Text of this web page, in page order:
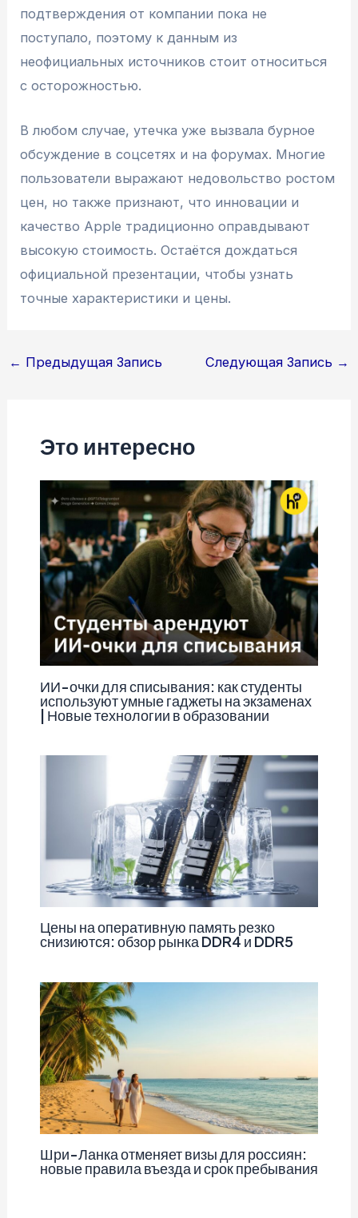
подтверждения от компании пока не
поступало, поэтому к данным из
неофициальных источников стоит относиться
с осторожностью.
В любом случае, утечка уже вызвала бурное
обсуждение в соцсетях и на форумах. Многие
пользователи выражают недовольство ростом
цен, но также признают, что инновации и
качество Apple традиционно оправдывают
высокую стоимость. Остаётся дождаться
официальной презентации, чтобы узнать
точные характеристики и цены.
Навигация
← Предыдущая Запись Следующая Запись →
Это интересно
ИИ-очки для списывания: как студенты
используют умные гаджеты на экзаменах
| Новые технологии в образовании
Цены на оперативную память резко
снизиются: обзор рынка DDR4 и DDR5
Шри-Ланка отменяет визы для россиян:
новые правила въезда и срок пребывания